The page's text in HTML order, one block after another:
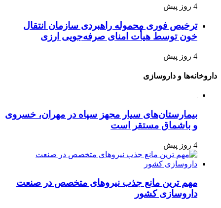
4 روز پیش
ترخیص فوری محموله راهبردی سازمان انتقال
خون توسط هیأت امنای صرفه‌جویی ارزی
4 روز پیش
داروخانه‌ها و داروسازی
بیمارستان‌های سیار مجهز سپاه در مهران، خسروی
و باشماق مستقر است
4 روز پیش
مهم ترین مانع جذب نیروهای متخصص در صنعت
داروسازی کشور